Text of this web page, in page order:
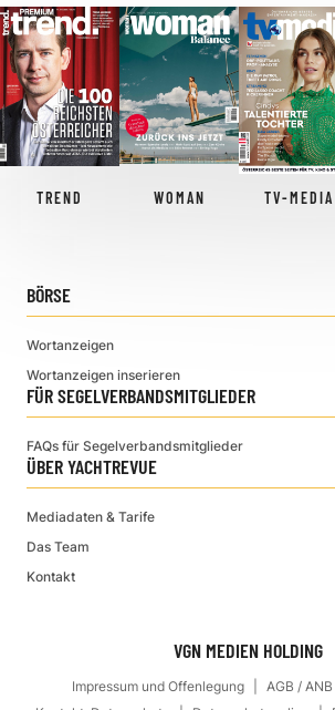
TREND WOMAN TV-MEDIA
BÖRSE
Wortanzeigen
Wortanzeigen inserieren
FÜR SEGELVERBANDSMITGLIEDER
FAQs für Segelverbandsmitglieder
ÜBER YACHTREVUE
Mediadaten & Tarife
Das Team
Kontakt
VGN MEDIEN HOLDING
Impressum und Offenlegung AGB / ANB